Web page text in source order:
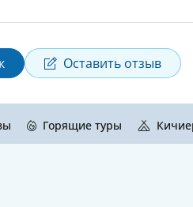
Оставить отзыв
Горящие туры